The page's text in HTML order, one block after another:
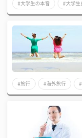
#大学生の本音 #大学生
#旅行 #海外旅行